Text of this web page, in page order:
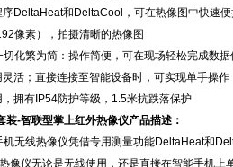
序DeltaHeat和DeltaCool，可在热像图中快速
像素），拍摄清晰的热像图
切化繁为简：操作简便，可在现场轻松完成数
灵活；直接连接至智能设备时，可实现单手操作
，拥有 IP54防护等级，1.5米抗跌落保护
装-智联型掌上红外热像仪产品描述：
无线热像仪凭借专用测量功能DeltaHeat和
像仪无论是无线使用，还是直接在智能手机